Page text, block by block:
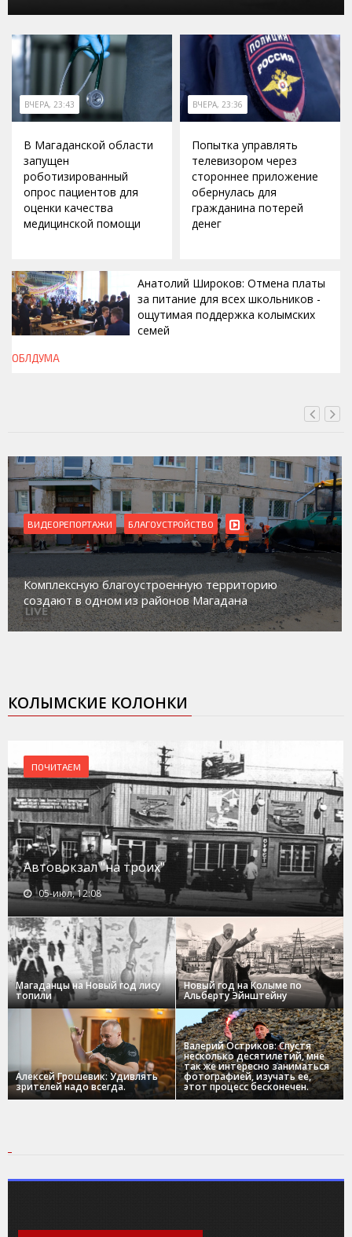
ВЧЕРА, 23:43
В Магаданской области
запущен
роботизированный
опрос пациентов для
оценки качества
медицинской помощи
ВЧЕРА, 23:36
Попытка управлять
телевизором через
стороннее приложение
обернулась для
гражданина потерей
денег
ВЧЕРА, 23:13
Анатолий Широков: Отмена платы
за питание для всех школьников -
ощутимая поддержка колымских
семей
ОБЛДУМА
ВИДЕОРЕПОРТАЖИ
Магадан присоединился к пилотному
работе с несовершеннолетними из групп
социального риска «Переправа»
КОЛЫМСКИЕ КОЛОНКИ
ПОЧИТАЕМ
Автовокзал "на троих"
05-июл, 12:08
Магаданцы на Новый год лису
топили
Новый год на Колыме по
Альберту Эйнштейну
Алексей Грошевик: Удивлять
зрителей надо всегда.
Валерий Остриков: Спустя
несколько десятилетий, мне
так же интересно заниматься
фотографией, изучать ее,
этот процесс бесконечен.